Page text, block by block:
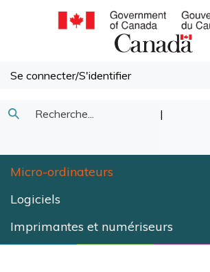
Se connecter/S'identifier
Recherche
Soumettre
recherche
|
Micro-ordinateurs
Logiciels
Imprimantes et numériseurs